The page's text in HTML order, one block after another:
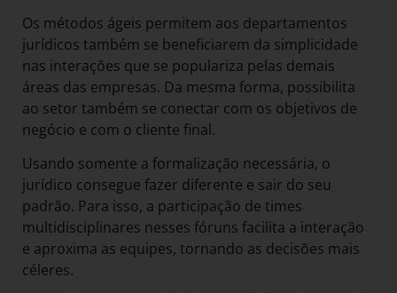
Os métodos ágeis permitem aos departamentos
jurídicos também se beneficiarem da simplicidade
nas interações que se populariza pelas demais
áreas das empresas. Da mesma forma, possibilita
ao setor também se conectar com os objetivos de
negócio e com o cliente final.
Usando somente a formalização necessária, o
jurídico consegue fazer diferente e sair do seu
padrão. Para isso, a participação de times
multidisciplinares nesses fóruns facilita a interação
e aproxima as equipes, tornando as decisões mais
céleres.